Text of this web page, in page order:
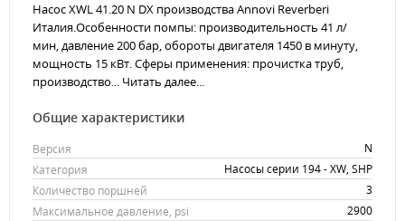
Насос XWL 41.20 N DX производства Annovi Reverberi
Италия.Особенности помпы: производительность 41 л/
мин, давление 200 бар, обороты двигателя 1450 в минуту,
мощность 15 кВт. Сферы применения: прочистка труб,
производство... Читать далее...
Общие характеристики
Версия
N
Категория
Насосы серии 194 - XW, SHP
Количество поршней
3
Максимальное давление, psi
2900